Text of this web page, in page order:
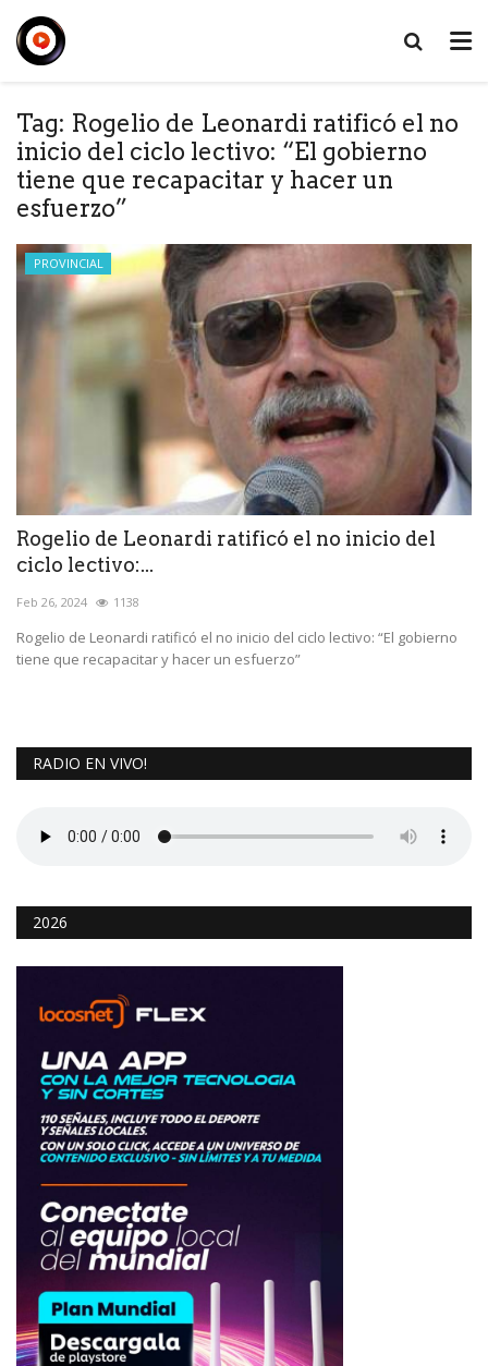
Tag: Rogelio de Leonardi ratificó el no
inicio del ciclo lectivo: “El gobierno
tiene que recapacitar y hacer un
esfuerzo”
PROVINCIAL
Rogelio de Leonardi ratificó el no inicio del
ciclo lectivo:...
Feb 26, 2024 1138
Rogelio de Leonardi ratificó el no inicio del ciclo lectivo: “El gobierno
tiene que recapacitar y hacer un esfuerzo”
RADIO EN VIVO!
2026